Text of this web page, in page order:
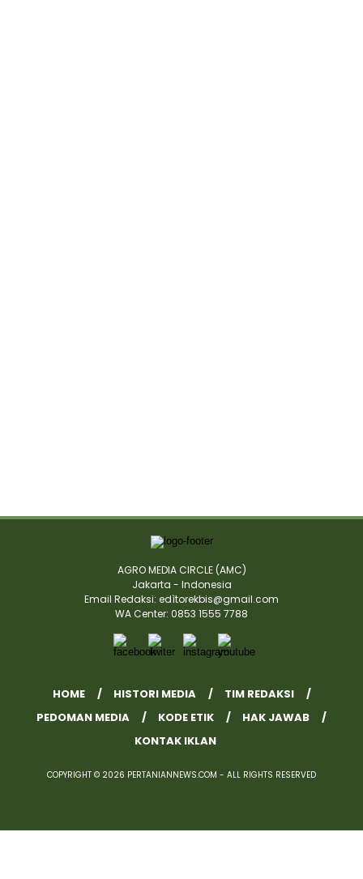
AGRO MEDIA CIRCLE (AMC)
Jakarta - Indonesia
Email Redaksi: edìtorekbis@gmail.com
WA Center: 0853 1555 7788
HOME HISTORI MEDIA
TIM REDAKSI
PEDOMAN MEDIA
KODE ETIK
HAK JAWAB
KONTAK IKLAN
COPYRIGHT © 2026 PERTANIANNEWS.COM - ALL RIGHTS RESERVED